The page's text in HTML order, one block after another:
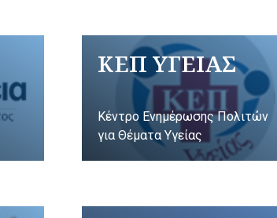
ΚΕΠ ΥΓΕΙΑΣ
Κέντρο Ενημέρωσης Πολιτών
για Θέματα Υγείας